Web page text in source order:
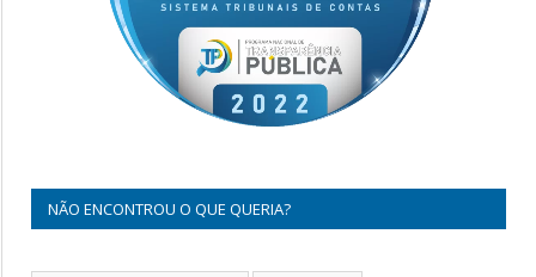
NÃO ENCONTROU O QUE QUERIA?